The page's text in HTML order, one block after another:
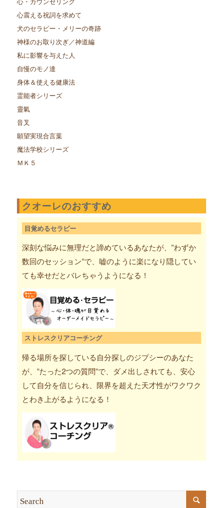
心震える祝詞を求めて
犬のセラピー・メリーの奇跡
神様のお取り次ぎ／神道編
私に影響を与えた人
自慢のモノ達
身体＆使える健康法
霊能者シリーズ
靈氣
音叉
願望実現合言葉
魔法学校シリーズ
ＭＫ５
クオーレのおすすめ
目覚めるセラピー
深刻な悩みに無理だと諦めているあなたが、”わずか
数回のセッション”で、嘘のように楽になり隠してい
ても幸せだとバレちゃうようになる！
ストレスクリアコーチング
帰る場所を探している自分探しのジプシーのあなた
が、”たった2つの質問”で、ダメ出しされても、安心
して自分を信じられ、限界を超えた天才性がワクワク
とわき上がるようになる！